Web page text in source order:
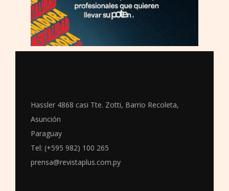
Hassler 4868 casi Tte. Zotti, Barrio Recoleta,
Asunción
Paraguay
Tel: (+595 982) 100 265
prensa@revistaplus.com.py